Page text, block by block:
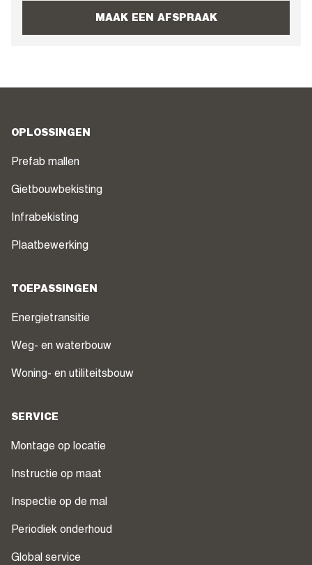
MAAK EEN AFSPRAAK
OPLOSSINGEN
Prefab mallen
Gietbouwbekisting
Infrabekisting
Plaatbewerking
TOEPASSINGEN
Energietransitie
Weg- en waterbouw
Woning- en utiliteitsbouw
SERVICE
Montage op locatie
Instructie op maat
Inspectie op de mal
Periodiek onderhoud
Global service